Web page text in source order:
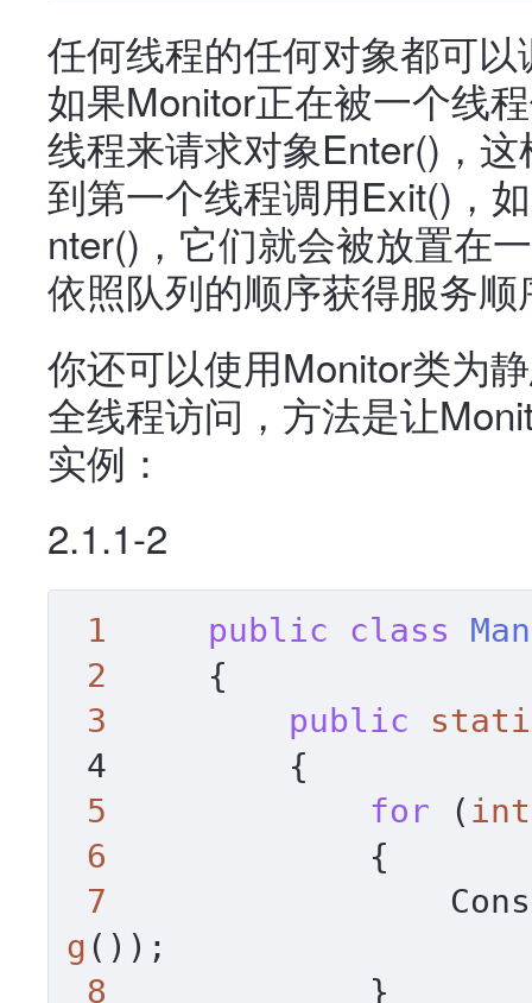
任何线程的任何对象都可
如果Monitor正在被一个线
线程来请求对象Enter()，
到第一个线程调用Exit()，
nter()，它们就会被放置在
依照队列的顺序获得服务顺
你还可以使用Monitor类为
全线程访问，方法是让
实例：
2.1.1-2
1 public class
2 {
3
public
4 {
5
for ( int
6 {
7
g ());
8 }